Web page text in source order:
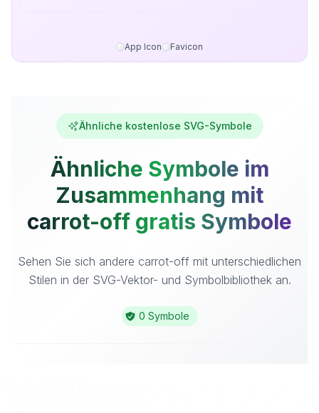
App Icon Favicon
Ähnliche kostenlose SVG-Symbole
Ähnliche Symbole im
Zusammenhang mit
carrot-off gratis Symbole
Sehen Sie sich andere carrot-off mit unterschiedlichen
Stilen in der SVG-Vektor- und Symbolbibliothek an.
0 Symbole